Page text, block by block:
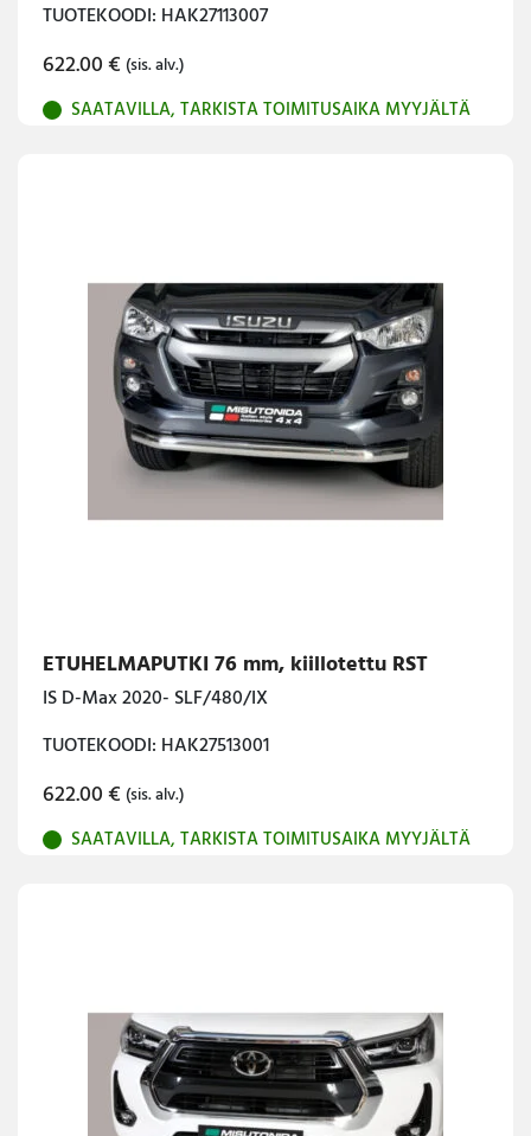
TUOTEKOODI: HAK27113007
622.00€ (sis. alv.)
SAATAVILLA, TARKISTA TOIMITUSAIKA MYYJÄLTÄ
ETUHELMAPUTKI 76 mm, kiillotettu RST
IS D-Max 2020- SLF/480/IX
TUOTEKOODI: HAK27513001
622.00€ (sis. alv.)
SAATAVILLA, TARKISTA TOIMITUSAIKA MYYJÄLTÄ